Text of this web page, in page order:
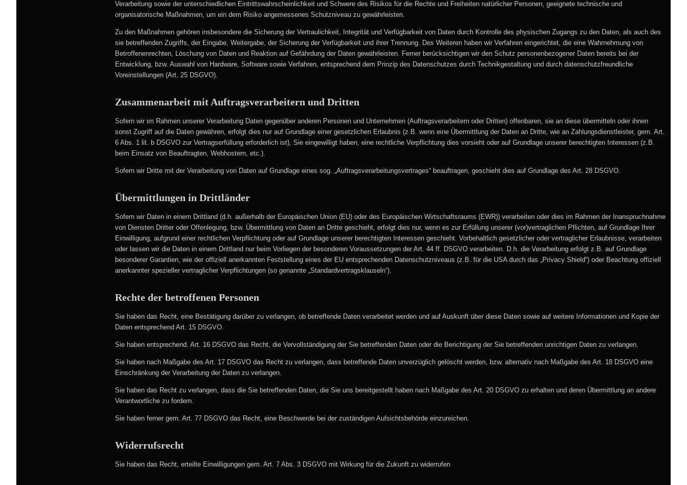
Verarbeitung sowie der unterschiedlichen Eintrittswahrscheinlichkeit und Schwere des Risikos für die Rechte und Freiheiten natürlicher Personen, geeignete technische und
organisatorische Maßnahmen, um ein dem Risiko angemessenes Schutzniveau zu gewährleisten.
Zu den Maßnahmen gehören insbesondere die Sicherung der Vertraulichkeit, Integrität und Verfügbarkeit von Daten durch Kontrolle des physischen Zugangs zu den Daten, als auch des
sie betreffenden Zugriffs, der Eingabe, Weitergabe, der Sicherung der Verfügbarkeit und ihrer Trennung. Des Weiteren haben wir Verfahren eingerichtet, die eine Wahrnehmung von
Betroffenenrechten, Löschung von Daten und Reaktion auf Gefährdung der Daten gewährleisten. Ferner berücksichtigen wir den Schutz personenbezogener Daten bereits bei der
Entwicklung, bzw. Auswahl von Hardware, Software sowie Verfahren, entsprechend dem Prinzip des Datenschutzes durch Technikgestaltung und durch datenschutzfreundliche
Voreinstellungen (Art. 25 DSGVO).
Zusammenarbeit mit Auftragsverarbeitern und Dritten
Sofern wir im Rahmen unserer Verarbeitung Daten gegenüber anderen Personen und Unternehmen (Auftragsverarbeitern oder Dritten) offenbaren, sie an diese übermitteln oder ihnen
sonst Zugriff auf die Daten gewähren, erfolgt dies nur auf Grundlage einer gesetzlichen Erlaubnis (z.B. wenn eine Übermittlung der Daten an Dritte, wie an Zahlungsdienstleister, gem. Art.
6 Abs. 1 lit. b DSGVO zur Vertragserfüllung erforderlich ist), Sie eingewilligt haben, eine rechtliche Verpflichtung dies vorsieht oder auf Grundlage unserer berechtigten Interessen (z.B.
beim Einsatz von Beauftragten, Webhostern, etc.).
Sofern wir Dritte mit der Verarbeitung von Daten auf Grundlage eines sog. „Auftragsverarbeitungsvertrages“ beauftragen, geschieht dies auf Grundlage des Art. 28 DSGVO.
Übermittlungen in Drittländer
Sofern wir Daten in einem Drittland (d.h. außerhalb der Europäischen Union (EU) oder des Europäischen Wirtschaftsraums (EWR)) verarbeiten oder dies im Rahmen der Inanspruchnahme
von Diensten Dritter oder Offenlegung, bzw. Übermittlung von Daten an Dritte geschieht, erfolgt dies nur, wenn es zur Erfüllung unserer (vor)vertraglichen Pflichten, auf Grundlage Ihrer
Einwilligung, aufgrund einer rechtlichen Verpflichtung oder auf Grundlage unserer berechtigten Interessen geschieht. Vorbehaltlich gesetzlicher oder vertraglicher Erlaubnisse, verarbeiten
oder lassen wir die Daten in einem Drittland nur beim Vorliegen der besonderen Voraussetzungen der Art. 44 ff. DSGVO verarbeiten. D.h. die Verarbeitung erfolgt z.B. auf Grundlage
besonderer Garantien, wie der offiziell anerkannten Feststellung eines der EU entsprechenden Datenschutzniveaus (z.B. für die USA durch das „Privacy Shield“) oder Beachtung offiziell
anerkannter spezieller vertraglicher Verpflichtungen (so genannte „Standardvertragsklauseln“).
Rechte der betroffenen Personen
Sie haben das Recht, eine Bestätigung darüber zu verlangen, ob betreffende Daten verarbeitet werden und auf Auskunft über diese Daten sowie auf weitere Informationen und Kopie der
Daten entsprechend Art. 15 DSGVO.
Sie haben entsprechend. Art. 16 DSGVO das Recht, die Vervollständigung der Sie betreffenden Daten oder die Berichtigung der Sie betreffenden unrichtigen Daten zu verlangen.
Sie haben nach Maßgabe des Art. 17 DSGVO das Recht zu verlangen, dass betreffende Daten unverzüglich gelöscht werden, bzw. alternativ nach Maßgabe des Art. 18 DSGVO eine
Einschränkung der Verarbeitung der Daten zu verlangen.
Sie haben das Recht zu verlangen, dass die Sie betreffenden Daten, die Sie uns bereitgestellt haben nach Maßgabe des Art. 20 DSGVO zu erhalten und deren Übermittlung an andere
Verantwortliche zu fordern.
Sie haben ferner gem. Art. 77 DSGVO das Recht, eine Beschwerde bei der zuständigen Aufsichtsbehörde einzureichen.
Widerrufsrecht
Sie haben das Recht, erteilte Einwilligungen gem. Art. 7 Abs. 3 DSGVO mit Wirkung für die Zukunft zu widerrufen